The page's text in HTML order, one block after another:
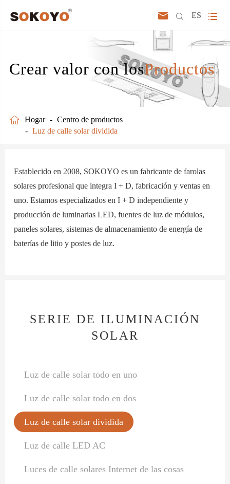
  ES 
Crear valor con losProductos
 Hogar
Centro de productos
Luz de calle solar dividida
Establecido en 2008, SOKOYO es un fabricante de farolas
solares profesional que integra I + D, fabricación y ventas en
uno. Estamos especializados en I + D independiente y
producción de luminarias LED, fuentes de luz de módulos,
paneles solares, sistemas de almacenamiento de energía de
baterías de litio y postes de luz.
SERIE DE ILUMINACIÓN
SOLAR
Luz de calle solar todo en uno
Luz de calle solar todo en dos
Luz de calle solar dividida
Luz de calle LED AC
Luces de calle solares Internet de las cosas